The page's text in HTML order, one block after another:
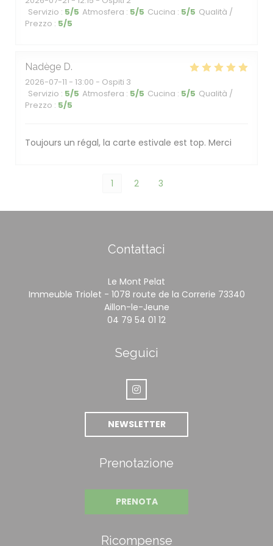
Servizio : 5/5 Atmosfera : 5/5 Cucina : 5/5 Qualità /
Prezzo : 5/5
Nadège D
2026-07-11 - 13:00 - Ospiti 3
Servizio : 5/5 Atmosfera : 5/5 Cucina : 5/5 Qualità /
Prezzo : 5/5
Toujours un régal, la carte estivale est top. Merci
1 2 3
Contattaci
Le Mont Pelat
Immeuble Triolet - 1078 route de la Correrie 73340
Aillon-le-Jeune((apre una nuova
04 79 54 01 12
Seguici
Instagram ((apre una nuova
NEWSLETTER
Prenotazione
PRENOTA
Ricompense